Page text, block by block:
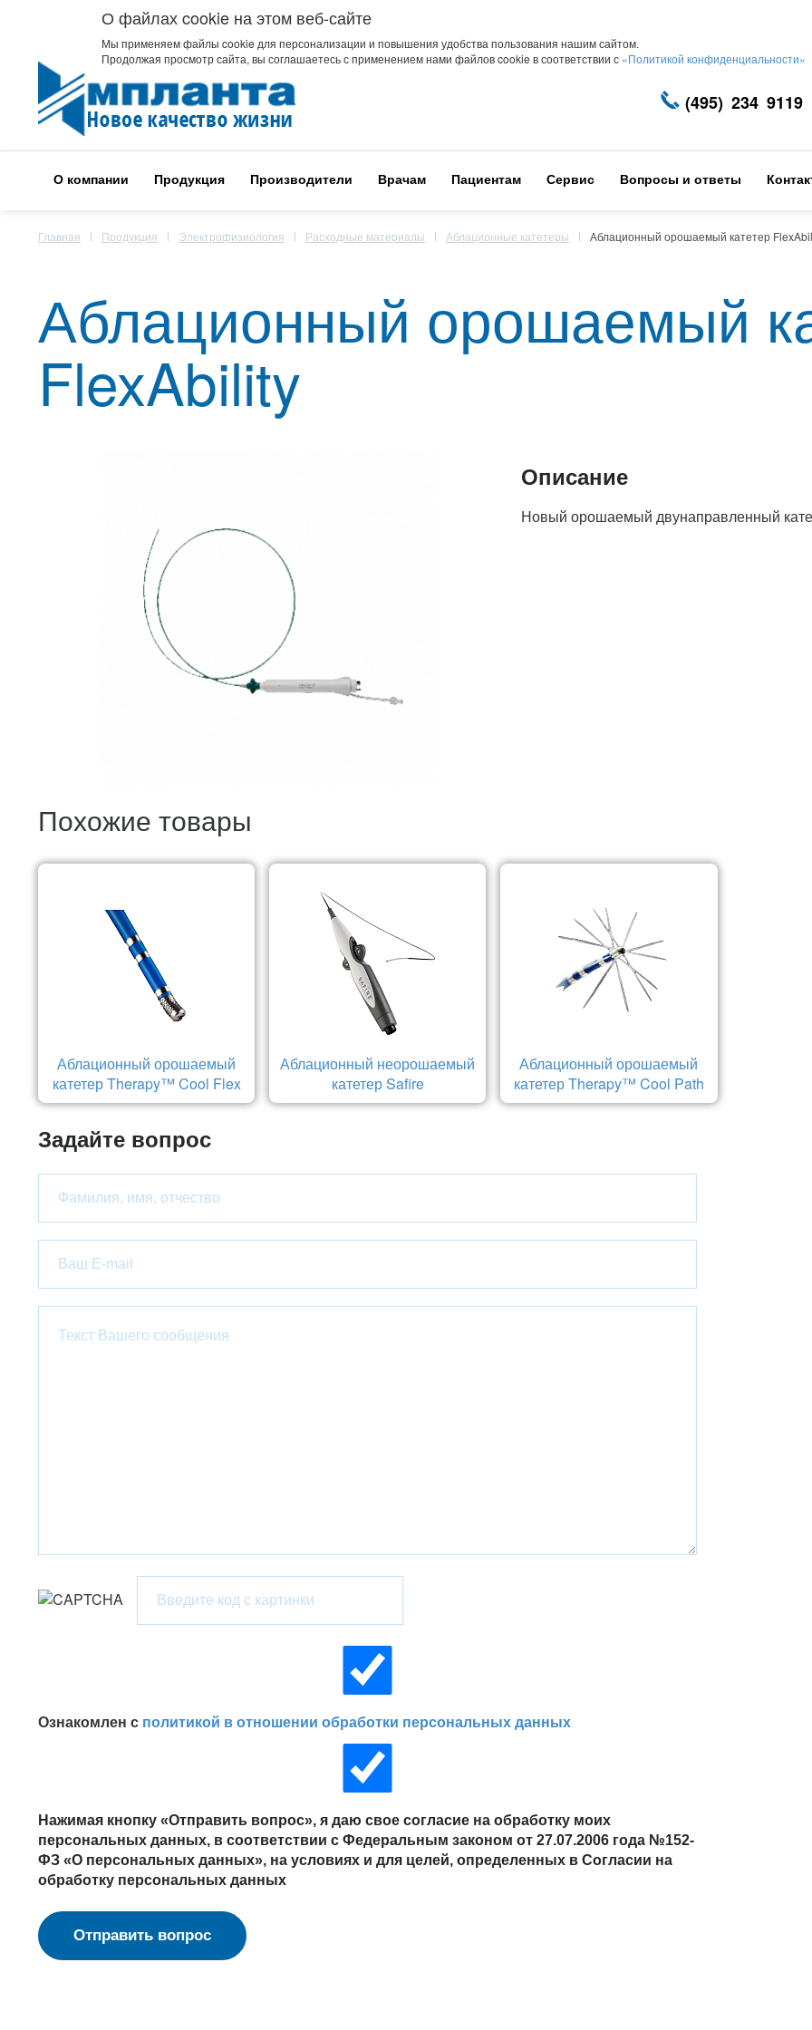
О файлах cookie на этом веб-сайте
Мы применяем файлы cookie для персонализации и повышения удобства пользования нашим сайтом.
Продолжая просмотр сайта, вы соглашаетесь с применением нами файлов cookie в соответствии с «Политикой конфиденциальности»
(495) 234 9119
О компании Продукция Производители Врачам Пациентам Сервис Вопросы и ответы
Главная Продукция Электрофизиология Расходные материалы Аблационные катетеры Аблационный орошаемый катетер
Аблационный орошаемый
FlexAbility
Описание
Новый орошаемый двунаправленный
Похожие товары
Аблационный орошаемый
катетер Therapy™ Cool Flex
Аблационный неорошаемый
катетер Safire
Аблационный орошаемый
катетер Therapy™ Cool Path
Задайте вопрос
Ознакомлен с политикой в отношении обработки персональных данных
Нажимая кнопку «Отправить вопрос», я даю свое согласие на обработку моих
персональных данных, в соответствии с Федеральным законом от 27.07.2006 года №152-
ФЗ «О персональных данных», на условиях и для целей, определенных в Согласии на
обработку персональных данных